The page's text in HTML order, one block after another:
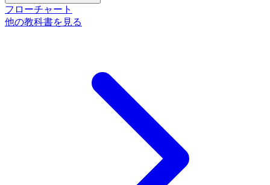
フローチャート
他の教科書を見る